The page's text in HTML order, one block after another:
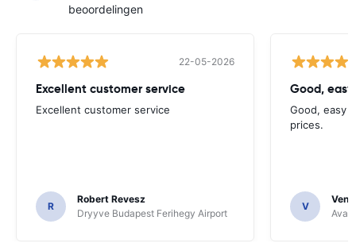
beoordelingen
22-05-2026
Excellent customer service
Excellent customer service
R
Robert Revesz
Dryyve Budapest Ferihegy Airport
Good,
Good, easy
prices.
V